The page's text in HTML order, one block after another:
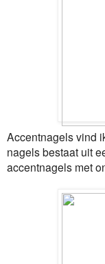
Accentnagels vind
nagels bestaat uit
accentnagels met